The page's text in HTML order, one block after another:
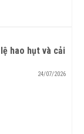
hao hụt và cải
24/07/2026